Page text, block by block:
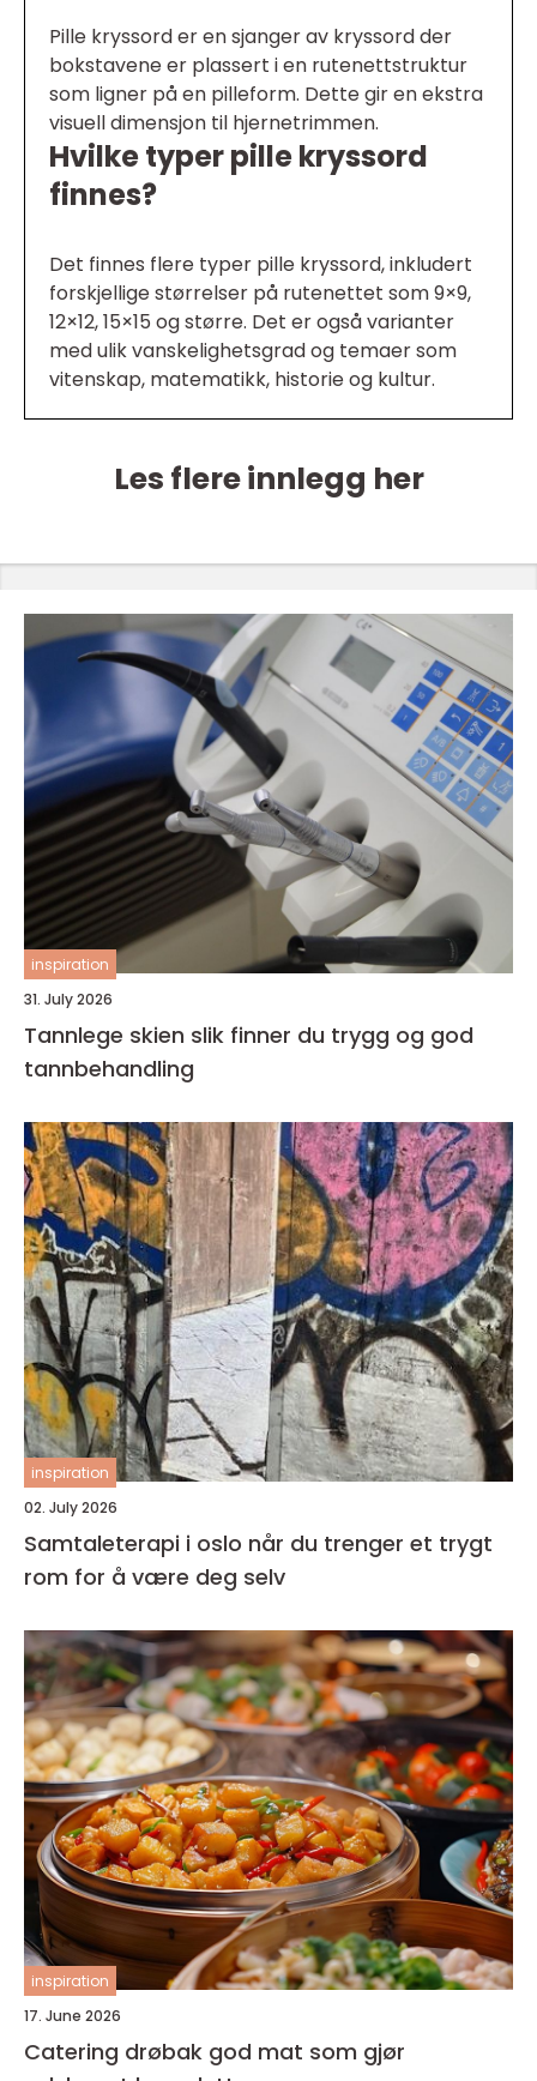
Pille kryssord er en sjanger av kryssord der
bokstavene er plassert i en rutenettstruktur
som ligner på en pilleform. Dette gir en ekstra
visuell dimensjon til hjernetrimmen.
Hvilke typer pille kryssord
finnes?
Det finnes flere typer pille kryssord, inkludert
forskjellige størrelser på rutenettet som 9×9,
12×12, 15×15 og større. Det er også varianter
med ulik vanskelighetsgrad og temaer som
vitenskap, matematikk, historie og kultur.
Les flere innlegg her
inspiration
31. July 2026
Tannlege skien slik finner du trygg og god
tannbehandling
inspiration
02. July 2026
Samtaleterapi i oslo når du trenger et trygt
rom for å være deg selv
inspiration
17. June 2026
Catering drøbak god mat som gjør